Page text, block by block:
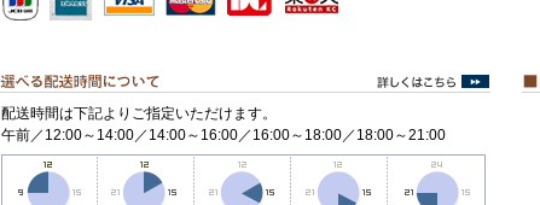
配送時間は下記よりご指定いただけます。
午前／12:00～14:00／14:00～16:00／16:00～18:00／18:00～21:00